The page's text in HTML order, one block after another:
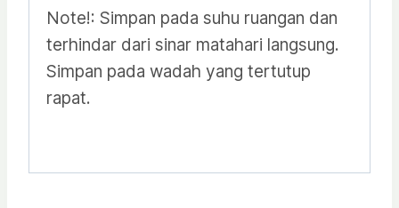
Note!: Simpan pada suhu ruangan dan
terhindar dari sinar matahari langsung.
Simpan pada wadah yang tertutup
rapat.